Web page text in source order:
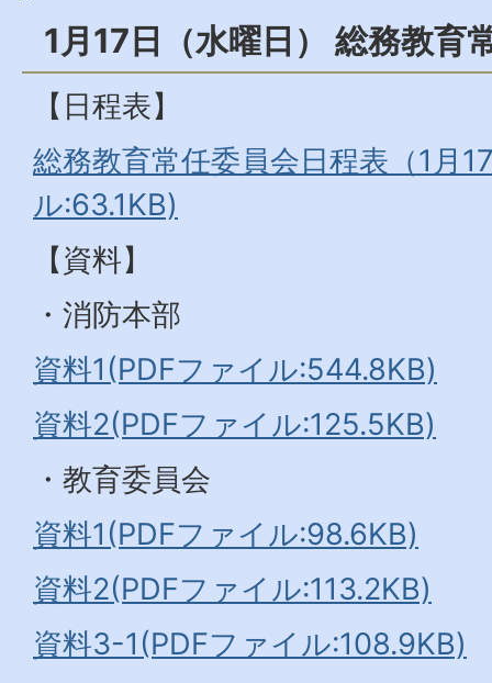
1月17日（水曜日） 総務教育
【日程表】
総務教育常任委員会日程表（1月
ル:63.1KB)
【資料】
・消防本部
資料1(PDFファイル:544.8KB)
資料2(PDFファイル:125.5KB)
・教育委員会
資料1(PDFファイル:98.6KB)
資料2(PDFファイル:113.2KB)
資料3-1(PDFファイル:108.9KB)